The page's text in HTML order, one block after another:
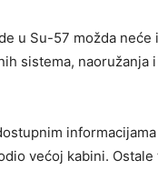
u Su-57 možda neće
sistema, naoružanja i
većoj kabini. Ostale